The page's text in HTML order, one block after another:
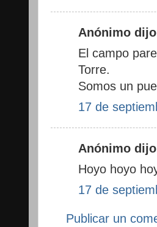
Anónimo
El campo
Torre.
Somos un
17 de
Anónimo
Hoyo hoyo
17 de
Publicar un